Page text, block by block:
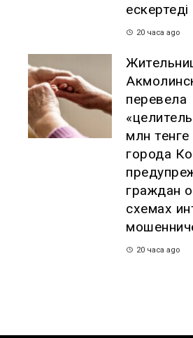
ескертеді
20 часа ago
перевела
млн
города
граждан
схемах
20 часа ago